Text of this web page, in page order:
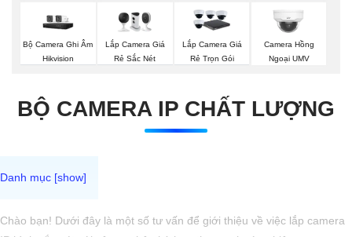
Bộ Camera Ghi Âm
Hikvision
Lắp Camera Giá
Rẻ Sắc Nét
Lắp Camera Giá
Rẻ Trọn Gói
Camera Hồng
Ngoại UMV
BỘ CAMERA IP CHẤT LƯỢNG
Chào bạn! Dưới đây là một số tư vấn để giới thiệu về việc lắp camera